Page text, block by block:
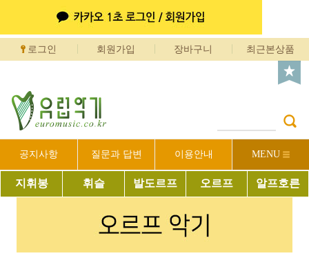
로그인 회원가입 장바구니 최근본상품
공지사항 질문과 답변 이용안내 MENU
지휘봉 휘슬 발도르프 오르프 알프호른